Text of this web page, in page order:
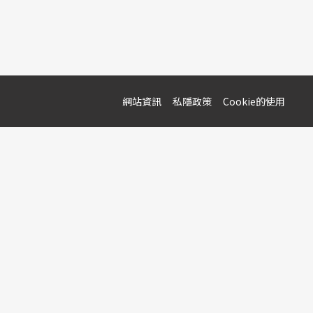
網站資訊 私隱政策 Cookie的使用